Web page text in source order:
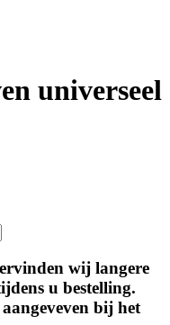
universeel
wij langere
u bestelling.
bij het